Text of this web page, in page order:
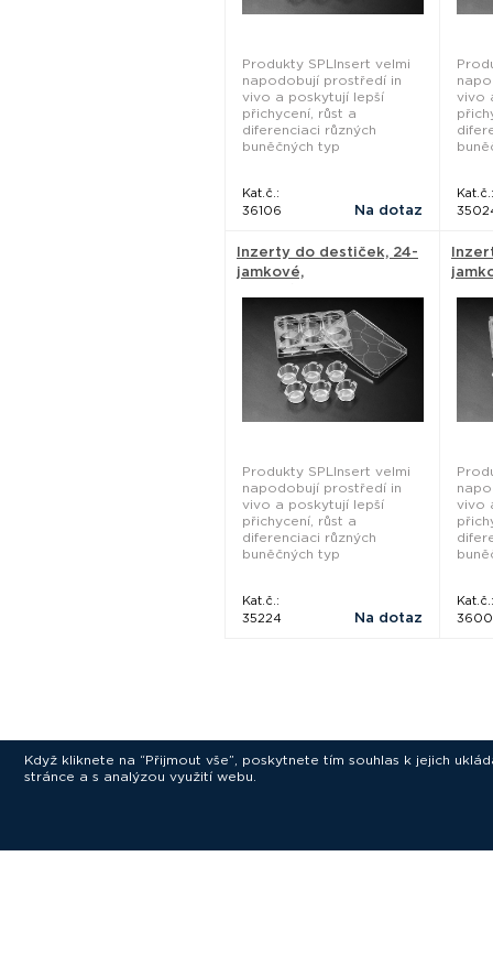
Produkty SPLInsert velmi
napodobují prostředí in
vivo a poskytují lepší
přichycení, růst a
diferenciaci různých
buněčných typ
Kat.č.:
36106
Na dotaz
vivo
Kat.č.:
Inzerty do destiček, 24-
jamkové,
membrána - SPL Life
Sciences
Produkty SPLInsert velmi
napodobují prostředí in
vivo a poskytují lepší
přichycení, růst a
diferenciaci různých
buněčných typ
Kat.č.:
35224
Na dotaz
vivo
Kat.č.:
Když kliknete na “Přijmout vše”, poskytnete tím souhlas k jejich
stránce a s analýzou využití webu.